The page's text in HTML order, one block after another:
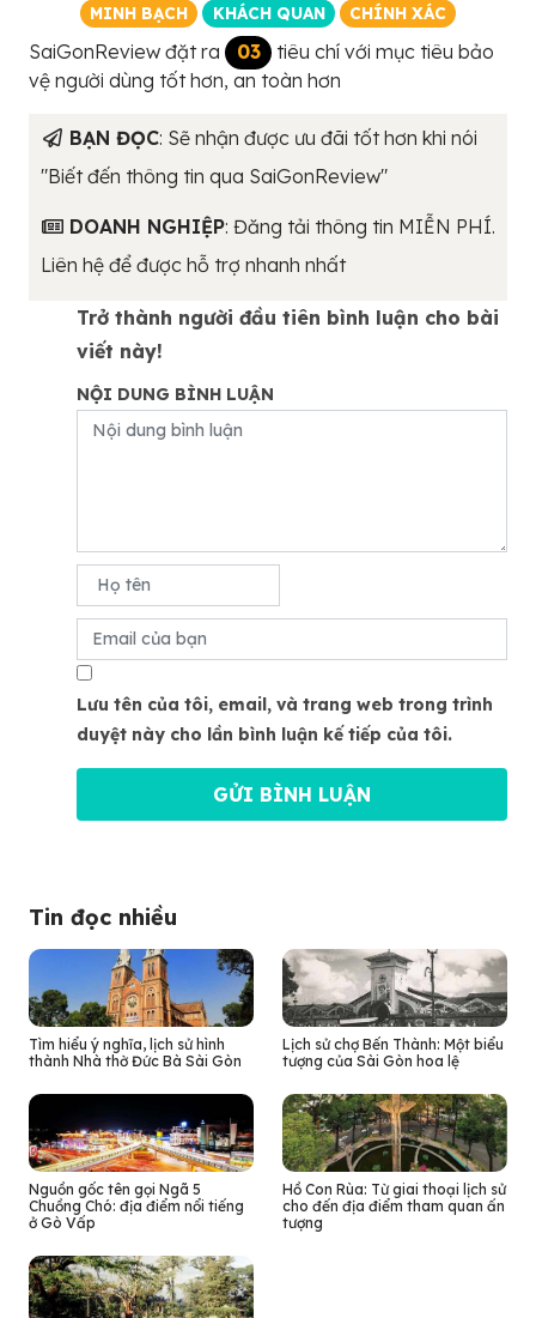
MINH BẠCH KHÁCH QUAN CHÍNH XÁC
SaiGonReview đặt ra 03
tiêu chí với mục tiêu bảo
vệ người dùng tốt hơn, an toàn hơn
BẠN ĐỌC: Sẽ nhận được ưu đãi tốt hơn khi nói
"Biết đến thông tin qua SaiGonReview"
DOANH NGHIỆP: Đăng tải thông tin MIỄN PHÍ.
Liên hệ để được hỗ trợ nhanh nhất
Trở thành người đầu tiên bình luận cho bài
viết này!
NỘI DUNG BÌNH LUẬN
Lưu tên của tôi, email, và trang web trong trình
duyệt này cho lần bình luận kế tiếp của tôi.
Tin đọc nhiều
Tìm hiểu ý nghĩa, lịch sử hình
thành Nhà thờ Đức Bà Sài Gòn
Lịch sử chợ Bến Thành: Một biểu
tượng của Sài Gòn hoa lệ
Nguồn gốc tên gọi Ngã 5
Chuồng Chó: địa điểm nổi tiếng
ở Gò Vấp
Hồ Con Rùa: Từ giai thoại lịch sử
cho đến địa điểm tham quan ấn
tượng